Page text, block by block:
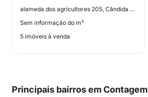
alameda dos agricultores 205, Cândida Ferreira
Sem informação do m²
5 imóveis à venda
Principais bairros em Contagem